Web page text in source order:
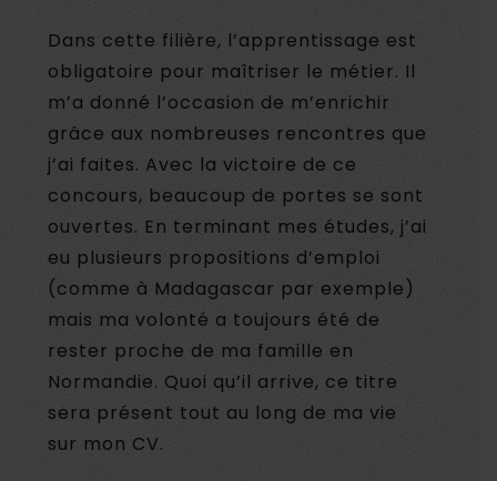
Dans cette filière, l’apprentissage est
obligatoire pour maîtriser le métier. Il
m’a donné l’occasion de m’enrichir
grâce aux nombreuses rencontres que
j’ai faites. Avec la victoire de ce
concours, beaucoup de portes se sont
ouvertes. En terminant mes études, j’ai
eu plusieurs propositions d’emploi
(comme à Madagascar par exemple)
mais ma volonté a toujours été de
rester proche de ma famille en
Normandie. Quoi qu’il arrive, ce titre
sera présent tout au long de ma vie
sur mon CV.